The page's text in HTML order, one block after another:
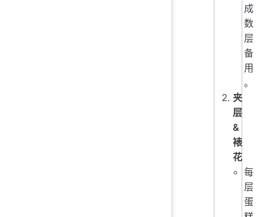
成
数
层
备
用
。
夹
层
&
裱
花
每
层
蛋